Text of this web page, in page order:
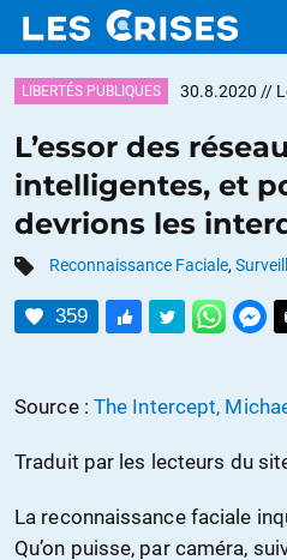
DOSSIERS
CATÉGORIES
MOTS CLÉS
DON
LIBERTÉS PUBLIQUES 30.8.2020 //
L’essor des
intelligentes, et
devrions les
Reconnaissance Faciale,
359
Source : The Intercept,
Traduit par les lecteurs du
La reconnaissance faciale
Qu’on puisse, par caméra,